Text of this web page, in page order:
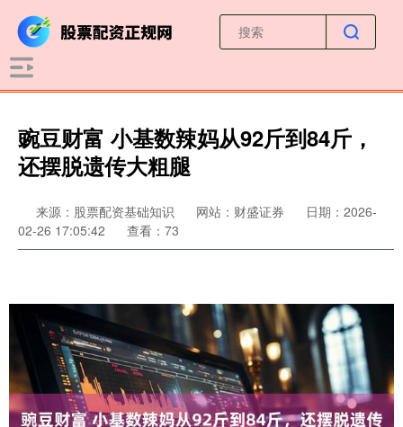
豌豆财富 小基数辣妈从92斤到84斤，
还摆脱遗传大粗腿
来源：股票配资基础知识 网站：财盛证券
日期：2026-
02-26 17:05:42
查看：73